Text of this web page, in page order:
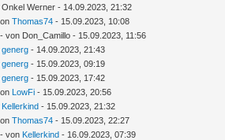
Werner - 14.09.2023, 21:32
Thomas74 - 15.09.2023, 10:08
- von Don_Camillo - 15.09.2023, 11:56
generg - 14.09.2023, 21:43
generg - 15.09.2023, 09:19
generg - 15.09.2023, 17:42
LowFi - 15.09.2023, 20:56
Kellerkind - 15.09.2023, 21:32
Thomas74 - 15.09.2023, 22:27
- von Kellerkind - 16.09.2023, 07:39